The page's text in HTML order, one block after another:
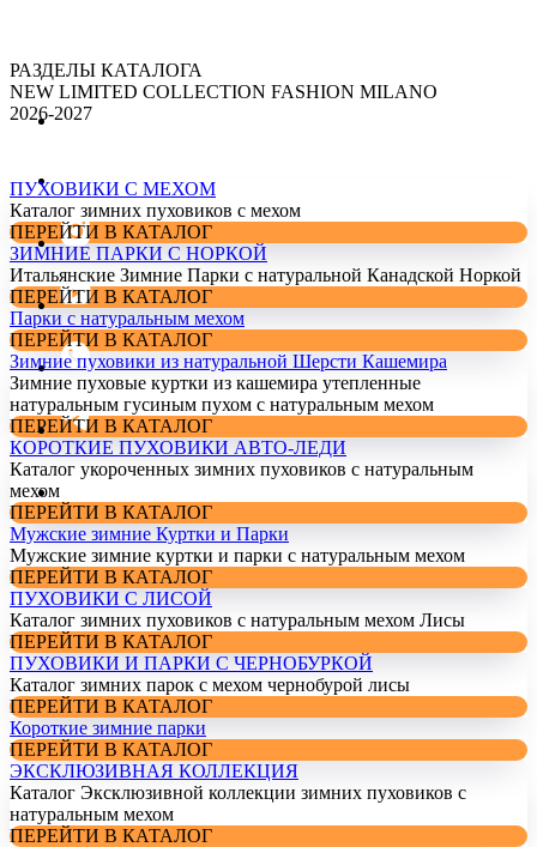
РАЗДЕЛЫ КАТАЛОГА
NEW LIMITED COLLECTION FASHION MILANO
2026-2027
ПУХОВИКИ С МЕХОМ
Каталог зимних пуховиков с мехом
ПЕРЕЙТИ В КАТАЛОГ
ЗИМНИЕ ПАРКИ С НОРКОЙ
Итальянские Зимние Парки с натуральной Канадской Норкой
ПЕРЕЙТИ В КАТАЛОГ
Парки с натуральным мехом
ПЕРЕЙТИ В КАТАЛОГ
Зимние пуховики из натуральной Шерсти Кашемира
Зимние пуховые куртки из кашемира утепленные
натуральным гусиным пухом с натуральным мехом
ПЕРЕЙТИ В КАТАЛОГ
КОРОТКИЕ ПУХОВИКИ АВТО-ЛЕДИ
Каталог укороченных зимних пуховиков с натуральным
мехом
ПЕРЕЙТИ В КАТАЛОГ
Мужские зимние Куртки и Парки
Мужские зимние куртки и парки с натуральным мехом
ПЕРЕЙТИ В КАТАЛОГ
ПУХОВИКИ С ЛИСОЙ
Каталог зимних пуховиков с натуральным мехом Лисы
ПЕРЕЙТИ В КАТАЛОГ
ПУХОВИКИ И ПАРКИ С ЧЕРНОБУРКОЙ
Каталог зимних парок с мехом чернобурой лисы
ПЕРЕЙТИ В КАТАЛОГ
Короткие зимние парки
ПЕРЕЙТИ В КАТАЛОГ
ЭКСКЛЮЗИВНАЯ КОЛЛЕКЦИЯ
Каталог Эксклюзивной коллекции зимних пуховиков с
натуральным мехом
ПЕРЕЙТИ В КАТАЛОГ